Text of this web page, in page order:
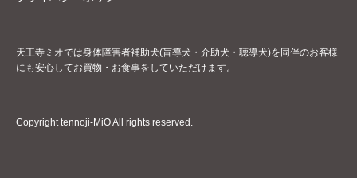
天王寺ミオでは身体障害者補助犬(盲導犬・介助犬・聴導犬)を同伴のお客様
にも安心してお買物・お食事をしていただけます。
Copyright tennoji-MiO All rights reserved.